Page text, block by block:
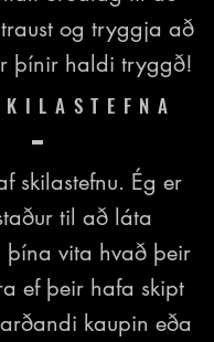
og tryggja að
þínir haldi tryggð!
skilastefnu. Ég er
til að láta
þína vita hvað þeir
ef þeir hafa skipt
kaupin eða